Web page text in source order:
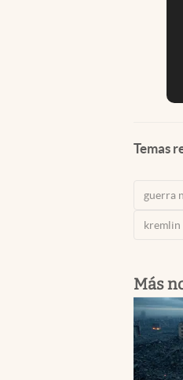
Temas
guerra
kremlin
Más